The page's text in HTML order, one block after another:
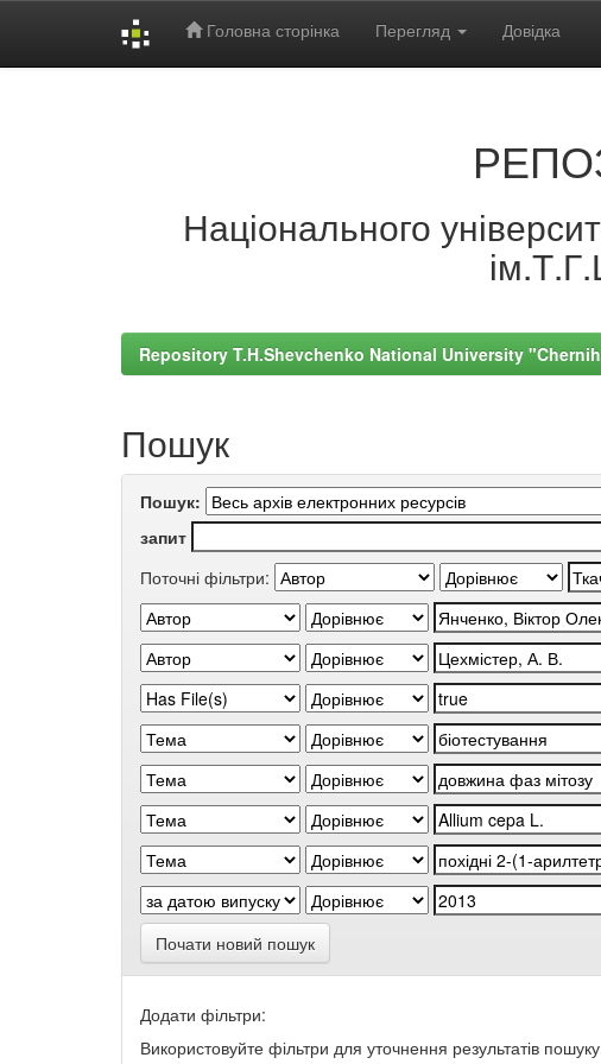
Головна сторінка Перегляд Довідка
Національного
Repository T.H.Shevchenko National University
Пошук
Пошук:
запит
Поточні фільтри:
Почати новий пошук
Додати фільтри:
Використовуйте фільтри для уточнення результатів